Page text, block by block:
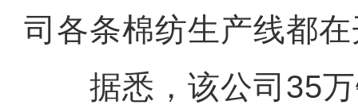
司各条棉纺生产线都
据悉，该公司35万